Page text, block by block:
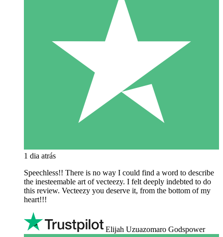
1 dia atrás
Speechless!! There is no way I could find a word to describe
the inesteemable art of vecteezy. I felt deeply indebted to do
this review. Vecteezy you deserve it, from the bottom of my
heart!!!
Elijah Uzuazomaro Godspower